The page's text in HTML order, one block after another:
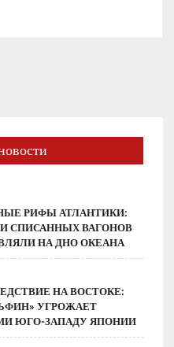
РИФЫ АТЛАНТИКИ:
СПИСАННЫХ ВАГОНОВ
НА ДНО ОКЕАНА
НА ВОСТОКЕ:
УГРОЖАЕТ
ЮГО-ЗАПАДУ ЯПОНИИ